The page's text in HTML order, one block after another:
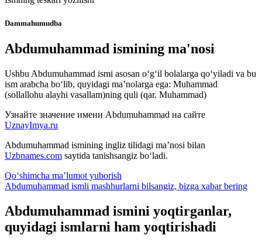
Dammahumudba
Abdumuhammad ismining ma'nosi
Ushbu Abdumuhammad ismi asosan o‘g‘il bolalarga qo‘yiladi va bu
ism arabcha bo‘lib, quyidagi ma’nolarga ega: Muhammad
(sollallohu alayhi vasallam)ning quli (qar. Muhammad)
Узнайте значение имени Abdumuhammad на сайте
UznayImya.ru
Abdumuhammad ismining ingliz tilidagi ma’nosi bilan
Uzbnames.com saytida tanishsangiz bo‘ladi.
Qo‘shimcha ma’lumot yuborish
Abdumuhammad ismli mashhurlarni bilsangiz, bizga xabar bering
Abdumuhammad ismini yoqtirganlar,
quyidagi ismlarni ham yoqtirishadi